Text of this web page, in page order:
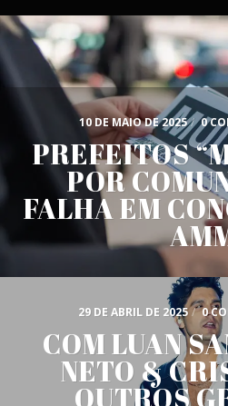
10 DE MAIO DE 2025 / 0
PREFEITOS
POR
FALHA EM
29 DE ABRIL DE 2025 / 0
COM LUAN
NETO &
OUTROS